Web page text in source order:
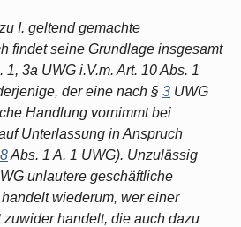
I. geltend gemachte
findet seine Grundlage insgesamt
1, 3a UWG i.V.m. Art. 10 Abs. 1
der eine nach § 3 UWG
Handlung vornimmt bei
Unterlassung in Anspruch
8Abs. 1 A. 1 UWG). Unzulässig
unlautere geschäftliche
wiederum, wer einer
handelt, die auch dazu